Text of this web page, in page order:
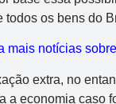
todos os bens do
mais notícias
extra, no
a economia caso